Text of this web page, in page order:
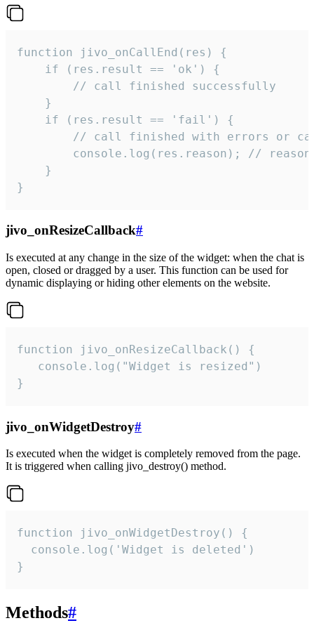
function jivo_onCallEnd(res) {
    if (res.result == 'ok') {
        // call finished successfully
    }
    if (res.result == 'fail') {
// call finished with errors or
console.log(res.reason); //
    }
}
jivo_onResizeCallback#
Is executed at any change in the size of the widget: when the chat is
open, closed or dragged by a user. This function can be used for
dynamic displaying or hiding other elements on the website.
function jivo_onResizeCallback() {
   console.log("Widget is resized")
}
jivo_onWidgetDestroy#
Is executed when the widget is completely removed from the page.
It is triggered when calling jivo_destroy() method.
function jivo_onWidgetDestroy() {
  console.log('Widget is deleted')
}
Methods#